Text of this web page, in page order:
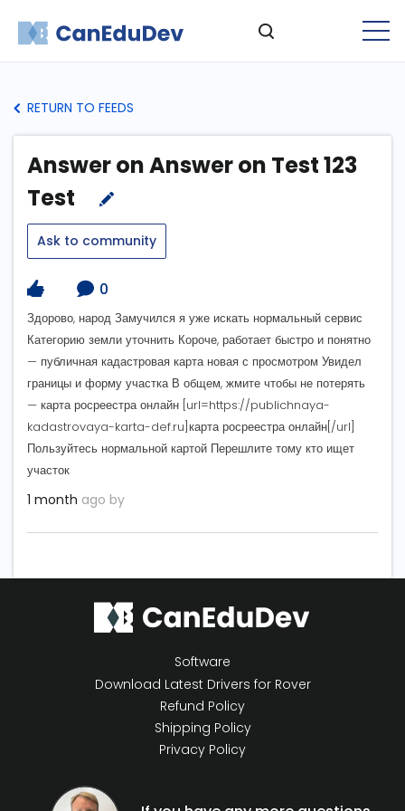
RETURN TO FEEDS
Answer on Answer on Test 123
Test
Ask to community
0
Здорово, народ Замучился я уже искать нормальный сервис
Категорию земли уточнить Короче, работает быстро и понятно
— публичная кадастровая карта новая с просмотром Увидел
границы и форму участка В общем, жмите чтобы не потерять
— карта росреестра онлайн [url=https://publichnaya-
kadastrovaya-karta-def.ru]карта росреестра онлайн[/url]
Пользуйтесь нормальной картой Перешлите тому кто ищет
участок
1 month ago by
Software
Download Latest Drivers for Rover
Refund Policy
Shipping Policy
Privacy Policy